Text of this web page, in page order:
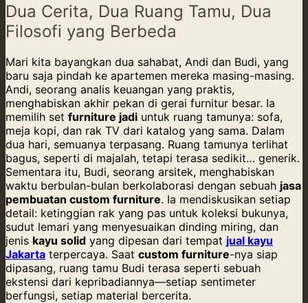
Dua Cerita, Dua Ruang Tamu, Dua
Filosofi yang Berbeda
Mari kita bayangkan dua sahabat, Andi dan Budi, yang
baru saja pindah ke apartemen mereka masing-masing.
Andi, seorang analis keuangan yang praktis,
menghabiskan akhir pekan di gerai furnitur besar. Ia
memilih set furniture jadi untuk ruang tamunya: sofa,
meja kopi, dan rak TV dari katalog yang sama. Dalam
dua hari, semuanya terpasang. Ruang tamunya terlihat
bagus, seperti di majalah, tetapi terasa sedikit… generik.
Sementara itu, Budi, seorang arsitek, menghabiskan
waktu berbulan-bulan berkolaborasi dengan sebuah jasa
pembuatan custom furniture. Ia mendiskusikan setiap
detail: ketinggian rak yang pas untuk koleksi bukunya,
sudut lemari yang menyesuaikan dinding miring, dan
jenis kayu solid yang dipesan dari tempat jual kayu
Jakarta terpercaya. Saat custom furniture-nya siap
dipasang, ruang tamu Budi terasa seperti sebuah
ekstensi dari kepribadiannya—setiap sentimeter
berfungsi, setiap material bercerita.